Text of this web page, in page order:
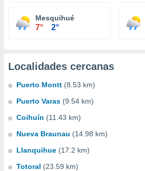
Mesquihué
7° 2°
Localidades cercanas
Puerto Montt (8.53 km)
Puerto Varas (9.54 km)
Coihuín (11.43 km)
Nueva Braunau (14.98 km)
Llanquihue (17.2 km)
Totoral (23.59 km)